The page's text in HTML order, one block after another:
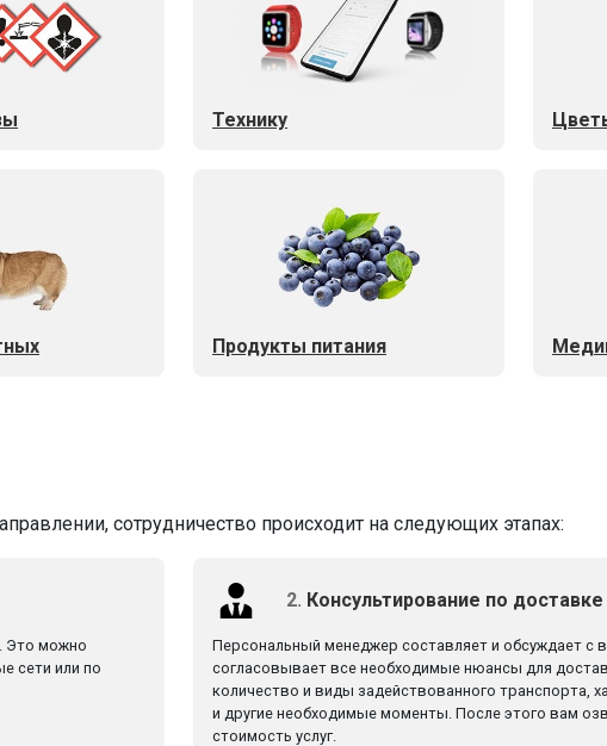
Технику
Продукты питания
сотрудничество происходит на следующих этапах:
Это можно
сети или по
2. Консультирование по доставке
Персональный менеджер составляет и обсуждает с
согласовывает все необходимые нюансы для
количество и виды задействованного транспорта,
и другие необходимые моменты. После этого вам
стоимость услуг.